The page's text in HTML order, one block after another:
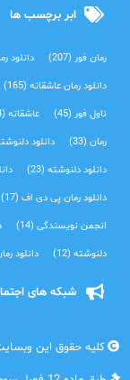
ابر برچسب ها
رمان فور(207) دانلود
دانلود رمان عاشقانه(165)
ناول فور(45) عاشقانه(34)
رمان(33) دانلود
دانلود دلنوشته(23)
دانلود رمان پی دی اف(17)
انجمن نویسندگی(14)
دلنوشته(12) دانلود
شبکه های
کلیه حقوق این